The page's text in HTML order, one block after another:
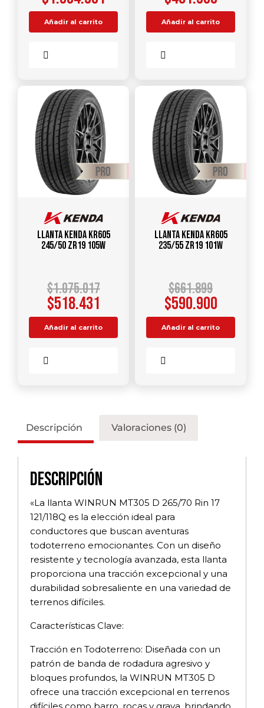
Añadir al carrito Añadir al carrito
Llanta KENDA KR605
245/50 ZR19 105W
$1.075.017
$518.431
Añadir al carrito
Llanta KENDA KR605
235/55 ZR19 101W
$661.899
$590.900
Añadir al carrito
Descripción Valoraciones (0)
Descripción
«La llanta WINRUN MT305 D 265/70 Rin 17
121/118Q es la elección ideal para
conductores que buscan aventuras
todoterreno emocionantes. Con un diseño
resistente y tecnología avanzada, esta llanta
proporciona una tracción excepcional y una
durabilidad sobresaliente en una variedad de
terrenos difíciles.
Características Clave:
Tracción en Todoterreno: Diseñada con un
patrón de banda de rodadura agresivo y
bloques profundos, la WINRUN MT305 D
ofrece una tracción excepcional en terrenos